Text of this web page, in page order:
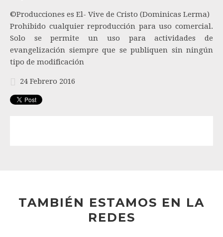
©Producciones es El- Vive de Cristo (Dominicas Lerma)
Prohibido cualquier reproducción para uso comercial.
Solo se permite un uso para actividades de
evangelización siempre que se publiquen sin ningún
tipo de modificación
24 Febrero 2016
TAMBIÉN ESTAMOS EN LA
REDES